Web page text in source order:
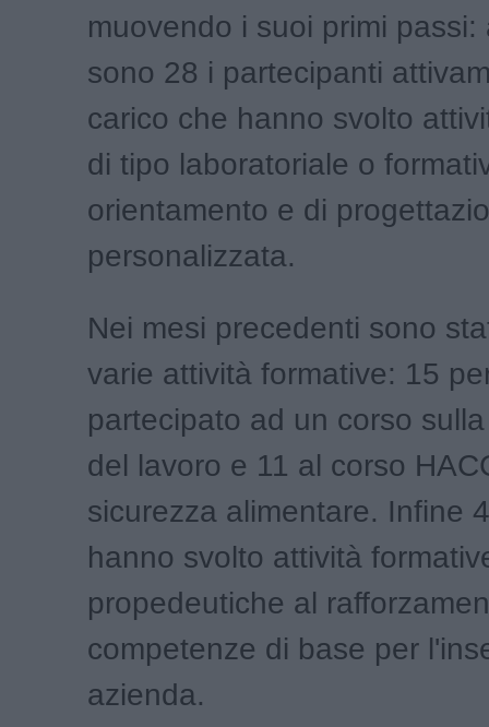
muovendo i suoi primi passi:
sono 28 i partecipanti
carico che hanno svolto
di tipo laboratoriale o
orientamento e di
personalizzata.
Nei mesi precedenti sono
varie attività formative: 15
partecipato ad un corso
del lavoro e 11 al corso
sicurezza alimentare. Infine
hanno svolto attività
propedeutiche al
competenze di base per
azienda.